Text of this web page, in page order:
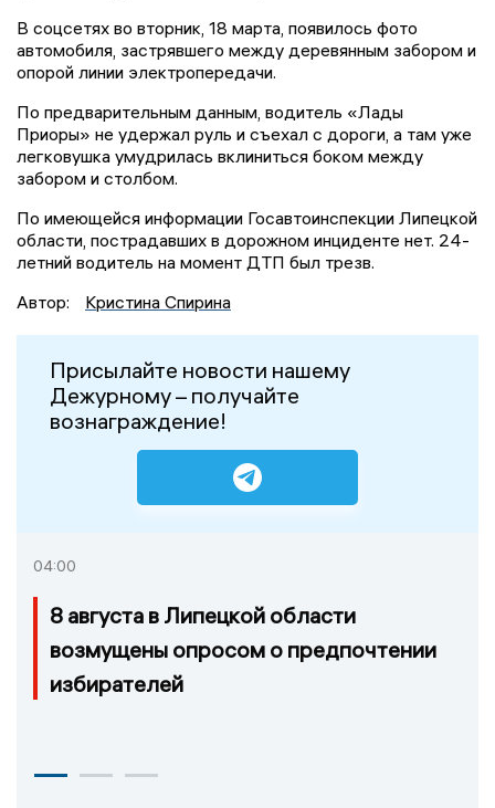
В соцсетях во вторник, 18 марта, появилось фото
автомобиля, застрявшего между деревянным забором и
опорой линии электропередачи.
По предварительным данным, водитель «Лады
Приоры» не удержал руль и съехал с дороги, а там уже
легковушка умудрилась вклиниться боком между
забором и столбом.
По имеющейся информации Госавтоинспекции Липецкой
области, пострадавших в дорожном инциденте нет. 24-
летний водитель на момент ДТП был трезв.
Автор:
Кристина Спирина
Присылайте новости нашему
Дежурному – получайте
вознаграждение!
04:00
8 августа в Липецкой области
возмущены опросом о предпочтении
избирателей